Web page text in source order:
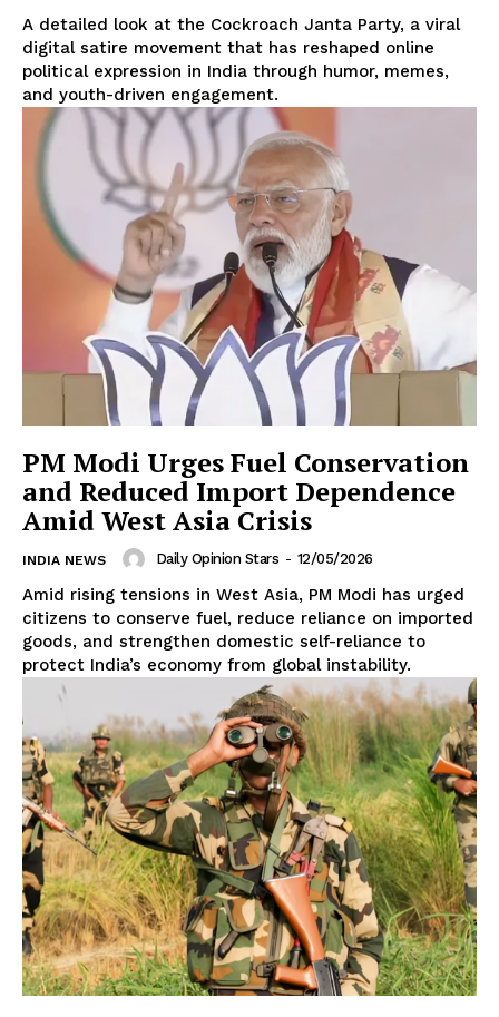
A detailed look at the Cockroach Janta Party, a viral
digital satire movement that has reshaped online
political expression in India through humor, memes,
and youth-driven engagement.
PM Modi Urges Fuel Conservation
and Reduced Import Dependence
Amid West Asia Crisis
INDIA NEWS Daily Opinion Stars - 12/05/2026
Amid rising tensions in West Asia, PM Modi has urged
citizens to conserve fuel, reduce reliance on imported
goods, and strengthen domestic self-reliance to
protect India’s economy from global instability.